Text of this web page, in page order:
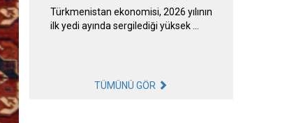
Türkmenistan ekonomisi, 2026 yılının
ilk yedi ayında sergilediği yüksek …
TÜMÜNÜ GÖR